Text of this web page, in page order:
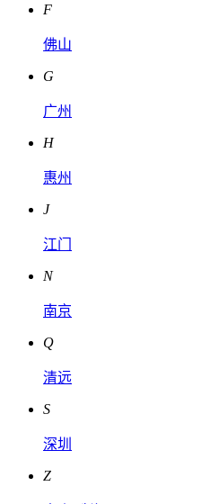
F
佛山
G
广州
H
惠州
J
江门
N
南京
Q
清远
S
深圳
Z